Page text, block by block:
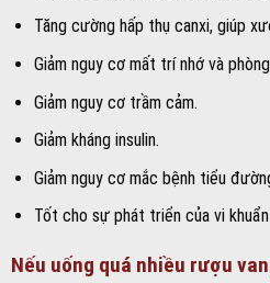
Tăng cường hấp thụ canxi, giúp
Giảm nguy cơ mất trí nhớ và
Giảm nguy cơ trầm cảm.
Giảm kháng insulin.
Giảm nguy cơ mắc bệnh tiểu
Tốt cho sự phát triển của vi
Nếu uống quá nhiều rượu